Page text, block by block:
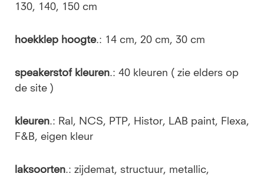
130, 140, 150 cm
hoekklep hoogte.: 14 cm, 20 cm, 30 cm
speakerstof kleuren.: 40 kleuren ( zie elders op
de site )
kleuren.: Ral, NCS, PTP, Histor, LAB paint, Flexa,
F&B, eigen kleur
laksoorten.: zijdemat, structuur, metallic,